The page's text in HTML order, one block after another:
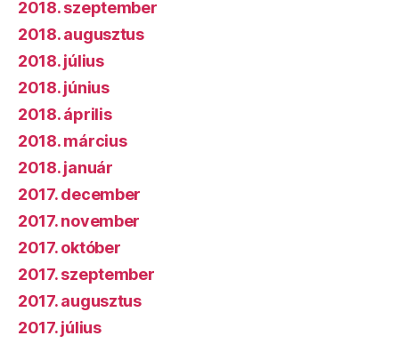
2018. szeptember
2018. augusztus
2018. július
2018. június
2018. április
2018. március
2018. január
2017. december
2017. november
2017. október
2017. szeptember
2017. augusztus
2017. július